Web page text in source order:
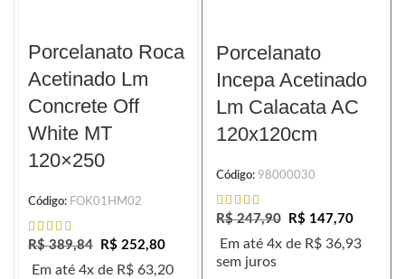
Porcelanato Roca
Acetinado Lm
Concrete Off
White MT
120×250
Código: FOK01HM02
R$389,84 R$ 252,80
Em até 4x de R$ 63,20
Porcelanato
Incepa Acetinado
Lm Calacata AC
120x120cm
Código: 98000030
R$247,90 R$ 147,70
Em até 4x de R$ 36,93
sem juros